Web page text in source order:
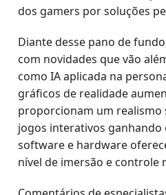
dos gamers por soluções
Diante desse pano de
com novidades que vão
como IA aplicada na
gráficos de realidade
proporcionam um realismo
jogos interativos ganhando
software e hardware
nível de imersão e controle